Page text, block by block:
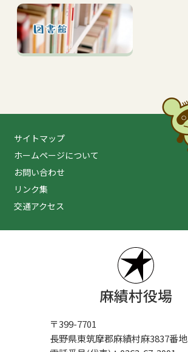
サイトマップ
ホームページについて
お問い合わせ
リンク集
交通アクセス
麻績村役場
〒399-7701
長野県東筑摩郡麻績村麻3837番地